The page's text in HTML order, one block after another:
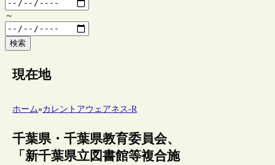
～
検索
現在地
ホーム»カレントアウェアネス-R
千葉県・千葉県教育委員会、
「新千葉県立図書館等複合施